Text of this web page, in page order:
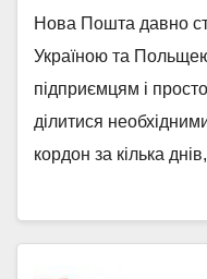
Нова Пошта давно
Україною та
підприємцям і
ділитися
кордон за кілька